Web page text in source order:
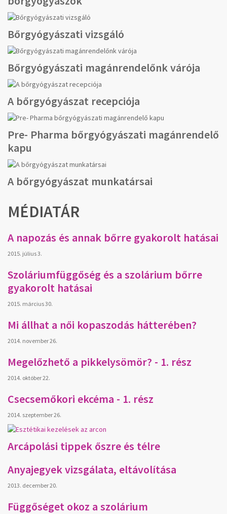
Bőrgyógyászati vizsgáló
Bőrgyógyászati magánrendelőnk várója
A bőrgyógyászat recepciója
Pre- Pharma bőrgyógyászati magánrendelő
kapu
A bőrgyógyászat munkatársai
MÉDIATÁR
A napozás és annak bőrre gyakorolt hatásai
2015. július 3.
Szoláriumfüggőség és a szolárium bőrre
gyakorolt hatásai
2015. március 30.
Mi állhat a női kopaszodás hátterében?
2014. november 26.
Megelőzhető a pikkelysömör? - 1. rész
2014. október 22.
Csecsemőkori ekcéma - 1. rész
2014. szeptember 26.
Arcápolási tippek őszre és télre
Anyajegyek vizsgálata, eltávolítása
2013. december 20.
Függőséget okoz a szolárium